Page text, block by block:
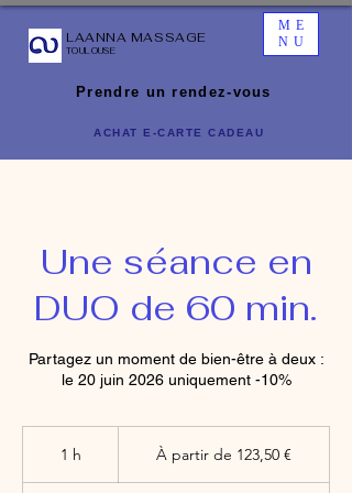
LAANNA MASSAGE
TOULOUSE
Prendre un rendez-vous
ACHAT E-CARTE CADEAU
ME
NU
Une séance en
DUO de 60 min.
Partagez un moment de bien-être à deux :
le 20 juin 2026 uniquement -10%
1 h
euros
À partir de 123,50 €